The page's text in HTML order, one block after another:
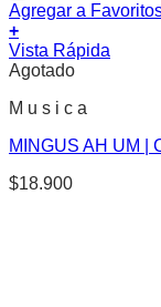
Agregar a
+
Vista Rápida
Agotado
M u s i c a
MINGUS AH UM |
$18.900